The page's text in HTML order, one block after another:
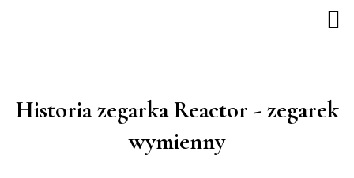
Historia zegarka Reactor - zegarek
wymienny